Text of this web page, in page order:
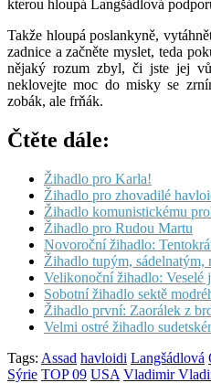
kterou hloupá Langšádlová
Takže hloupá poslankyně,
zadnice a začněte myslet, teda
nějaký rozum zbyl, či jste jej
neklovejte moc do misky se
zobák, ale frňák.
Čtěte dále:
Žihadlo pro Karla!
Žihadlo pro zhovadilé
Žihadlo komunistickému
Žihadlo pro Rudou Martu
Novoroční žihadlo:
Žihadlo tupým, sádelnatým,
Velikonoční žihadlo: Veselé
Sobotní žihadlo sektě
Žihadlo první: Zaorálek z
Velmi ostré žihadlo
Tags: Assad havloidi Langšádlová
Sýrie TOP 09 USA Vladimir